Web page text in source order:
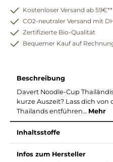
Kostenloser Versand ab 59€**
CO2-neutraler Versand mit
Zertifizierte Bio-Qualität
Bequemer Kauf auf
Beschreibung
Davert Noodle-Cup
kurze Auszeit? Lass dich
Thailands entführen… Mehr
Inhaltsstoffe
Infos zum Hersteller